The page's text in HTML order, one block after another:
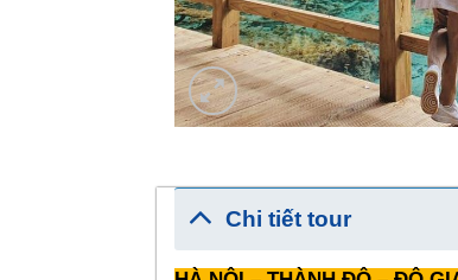
Chi tiết tour